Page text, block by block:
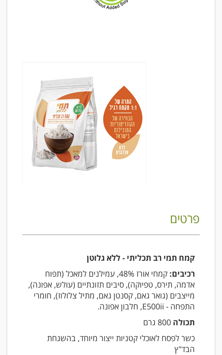
פרטים
קמח תמי רב תכליתי - ללא גלוטן
רכיבים:
קמחי אורז 48%, עמילנים למאכל (תפוח
אדמה, תירס, טפיוקה), סיבים תזונתיים (עולש, אפונה),
מייצבים (גואר גאם, קסנטן גאם, מתיל צלולוז), חומרי
התפחה - E500ii, חלבון אפונה.
תכולה 800 גרם
כשר לפסח לאוכלי קטניות ייצור מיוחד, בהשגחת
הבד"ץ